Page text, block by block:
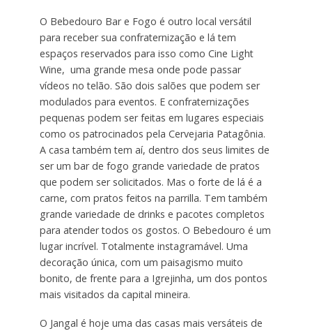
O Bebedouro Bar e Fogo é outro local versátil
para receber sua confraternização e lá tem
espaços reservados para isso como Cine Light
Wine, uma grande mesa onde pode passar
vídeos no telão. São dois salões que podem ser
modulados para eventos. E confraternizações
pequenas podem ser feitas em lugares especiais
como os patrocinados pela Cervejaria Patagônia.
A casa também tem aí, dentro dos seus limites de
ser um bar de fogo grande variedade de pratos
que podem ser solicitados. Mas o forte de lá é a
carne, com pratos feitos na parrilla. Tem também
grande variedade de drinks e pacotes completos
para atender todos os gostos. O Bebedouro é um
lugar incrível. Totalmente instagramável. Uma
decoração única, com um paisagismo muito
bonito, de frente para a Igrejinha, um dos pontos
mais visitados da capital mineira.
O Jangal é hoje uma das casas mais versáteis de